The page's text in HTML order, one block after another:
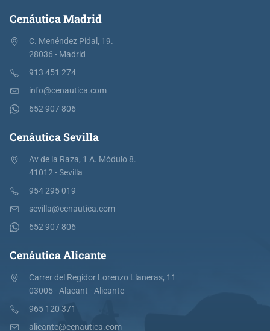
Cenáutica Madrid
C. Menéndez Pidal, 19.
28036 - Madrid
913 451 274
info@cenautica.com
652 907 806
Cenáutica Sevilla
Av de la Raza, 1 A. Módulo 8.
41012 - Sevilla
954 295 019
sevilla@cenautica.com
652 907 806
Cenáutica Alicante
Carrer del Regidor Lorenzo Llaneras, 11
03005 - Alacant - Alicante
965 120 371
alicante@cenautica.com